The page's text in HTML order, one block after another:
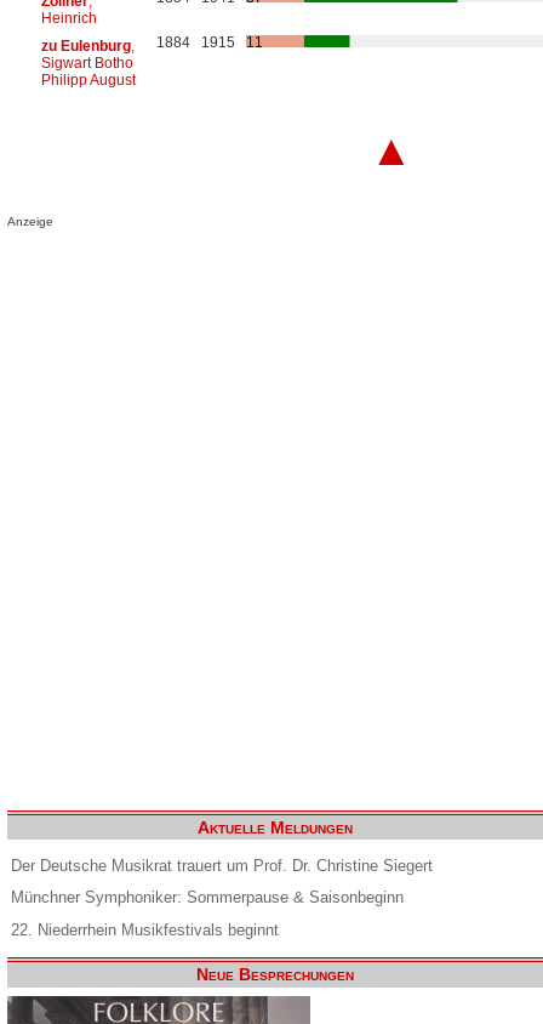
Heinrich
zu Eulenburg,
Sigwart Botho
Philipp August
1884 1915 11
▲
Anzeige
Aktuelle Meldungen
Der Deutsche Musikrat trauert um Prof. Dr. Christine Siegert
Münchner Symphoniker: Sommerpause & Saisonbeginn
22. Niederrhein Musikfestivals beginnt
Neue Besprechungen